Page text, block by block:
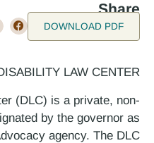
Share
DOWNLOAD PDF
LAW CENTER
(DLC) is a private, non-
by the governor as
agency. The DLC